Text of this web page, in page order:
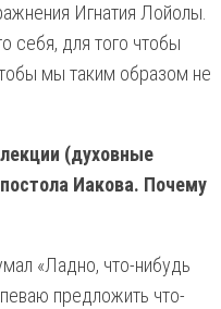
Игнатия Лойолы.
себя, для того чтобы
мы таким образом не
(духовные
Иакова. Почему
«Ладно, что-нибудь
предложить что-